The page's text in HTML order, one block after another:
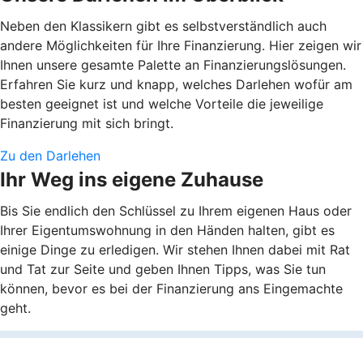
Neben den Klassikern gibt es selbstverständlich auch
andere Möglichkeiten für Ihre Finanzierung. Hier zeigen wir
Ihnen unsere gesamte Palette an Finanzierungslösungen.
Erfahren Sie kurz und knapp, welches Darlehen wofür am
besten geeignet ist und welche Vorteile die jeweilige
Finanzierung mit sich bringt.
Zu den Darlehen
Ihr Weg ins eigene Zuhause
Bis Sie endlich den Schlüssel zu Ihrem eigenen Haus oder
Ihrer Eigentumswohnung in den Händen halten, gibt es
einige Dinge zu erledigen. Wir stehen Ihnen dabei mit Rat
und Tat zur Seite und geben Ihnen Tipps, was Sie tun
können, bevor es bei der Finanzierung ans Eingemachte
geht.